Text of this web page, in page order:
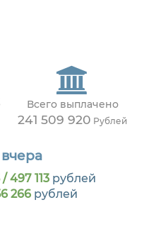
Всего выплачено
241 509 920 Рублей
497 113 рублей
266рублей